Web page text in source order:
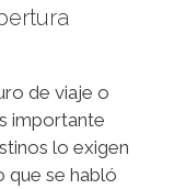
de viaje o
importante
lo exigen
que se habló